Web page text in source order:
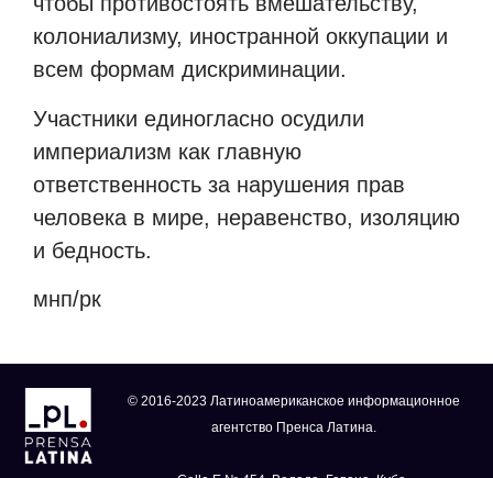
колониализму, иностранной оккупации и
всем формам дискриминации.
Участники единогласно осудили
империализм как главную
ответственность за нарушения прав
человека в мире, неравенство, изоляцию
и бедность.
мнп/рк
© 2016-2023 Латиноамериканское информационное
агентство Пренса Латина.